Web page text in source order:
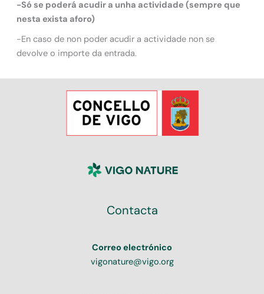
-Só se poderá acudir a unha actividade (sempre que
nesta exista aforo)
-En caso de non poder acudir a actividade non se
devolve o importe da entrada.
Contacta
Correo electrónico
vigonature@vigo.org